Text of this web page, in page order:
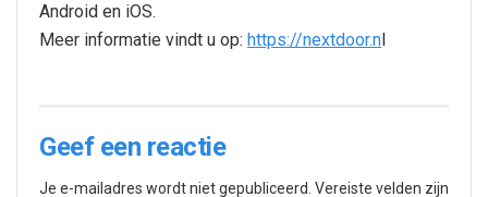
Android en iOS.
Meer informatie vindt u op: https://nextdoor.n
Geef een reactie
Je e-mailadres wordt niet gepubliceerd. Vereiste velden zijn